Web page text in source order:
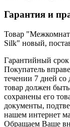
Гарантия и
Товар
Silk" новый,
Гарантийный срок
Покупатель
течении 7 дней со
товар должен
сохранены его
документы,
нашем интернет
Обращаем Ваше